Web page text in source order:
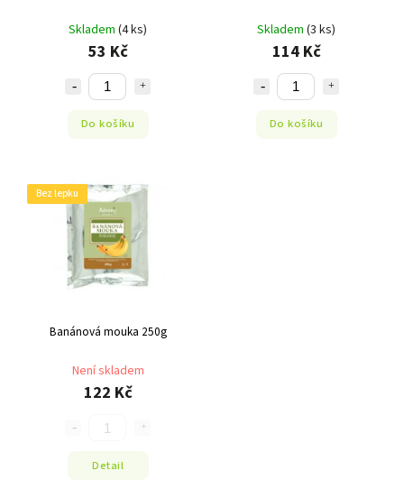
Skladem (4 ks)
53 Kč
Do košíku
Skladem (3 ks)
114 Kč
Do košíku
Bez lepku
Banánová mouka 250g
Není skladem
122 Kč
Detail